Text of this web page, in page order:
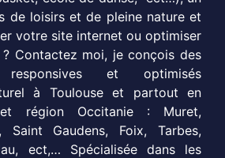
de loisirs et de pleine nature et
votre site internet ou optimiser
Contactez moi, je conçois des
et optimisés
à Toulouse et partout en
région Occitanie : Muret,
Saint Gaudens, Foix, Tarbes,
ect,… Spécialisée dans les